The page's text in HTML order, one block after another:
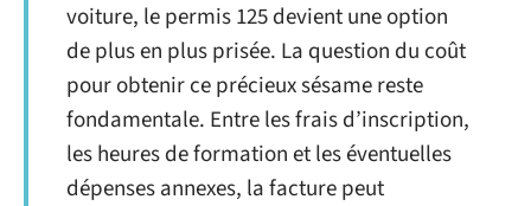
voiture, le permis 125 devient une option
de plus en plus prisée. La question du coût
pour obtenir ce précieux sésame reste
fondamentale. Entre les frais d’inscription,
les heures de formation et les éventuelles
dépenses annexes, la facture peut